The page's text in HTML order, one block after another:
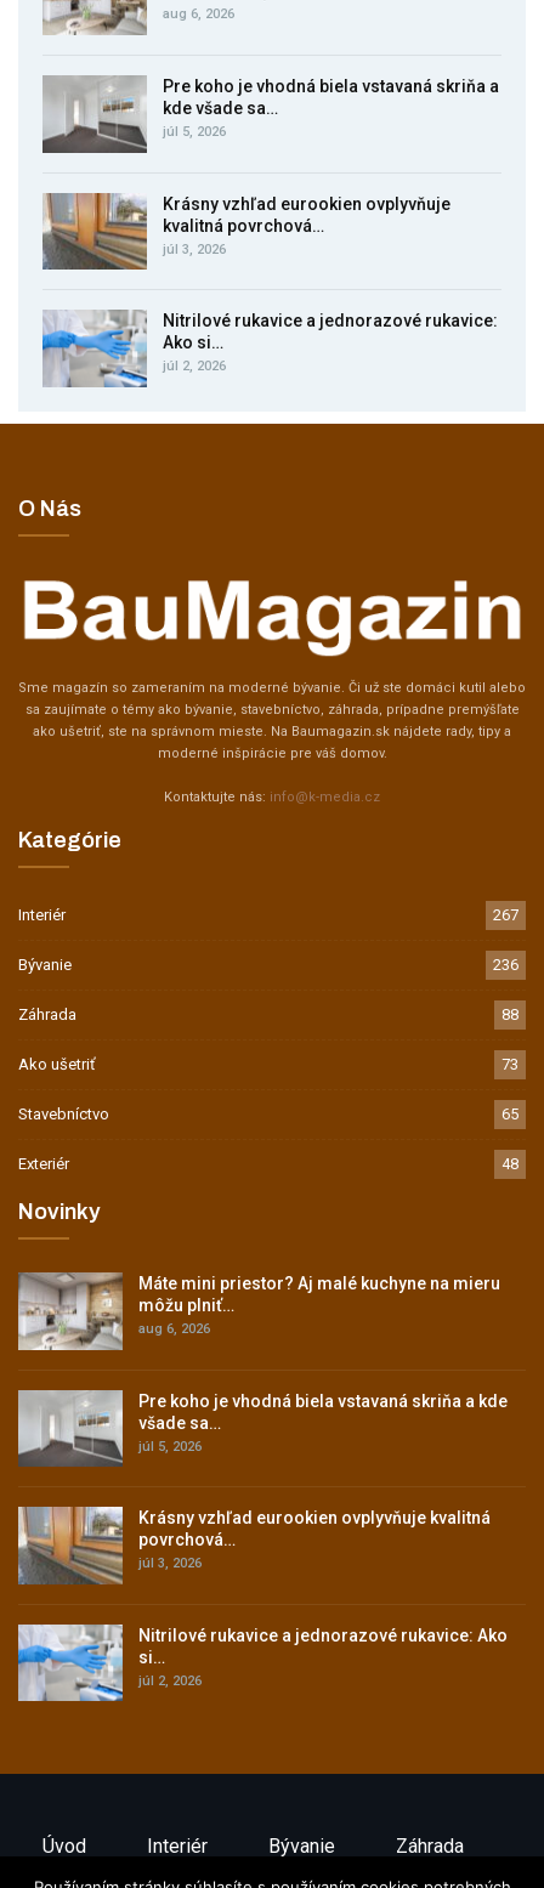
aug 6, 2026
Pre koho je vhodná biela vstavaná skriňa a
kde všade sa…
júl 5, 2026
Krásny vzhľad eurookien ovplyvňuje
kvalitná povrchová…
júl 3, 2026
Nitrilové rukavice a jednorazové rukavice:
Ako si…
júl 2, 2026
O Nás
Sme magazín so zameraním na moderné bývanie. Či už ste domáci kutil alebo
sa zaujímate o témy ako bývanie, stavebníctvo, záhrada, prípadne premýšľate
ako ušetriť, ste na správnom mieste. Na Baumagazin.sk nájdete rady, tipy a
moderné inšpirácie pre váš domov.
Kontaktujte nás: info@k-media.cz
Kategórie
Interiér 267
Bývanie 236
Záhrada 88
Ako ušetriť 73
Stavebníctvo 65
Exteriér 48
Novinky
Máte mini priestor? Aj malé kuchyne na mieru
môžu plniť…
aug 6, 2026
Pre koho je vhodná biela vstavaná skriňa a kde
všade sa…
júl 5, 2026
Krásny vzhľad eurookien ovplyvňuje kvalitná
povrchová…
júl 3, 2026
Nitrilové rukavice a jednorazové rukavice: Ako
si…
júl 2, 2026
Úvod Interiér Bývanie
Záhrada
Ako Ušetriť
Stavebníctvo Exteriér